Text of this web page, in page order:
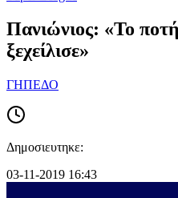
Πανιώνιος: «Το
ξεχείλισε»
ΓΗΠΕΔΟ
Δημοσιευτηκε:
03-11-2019 16:43